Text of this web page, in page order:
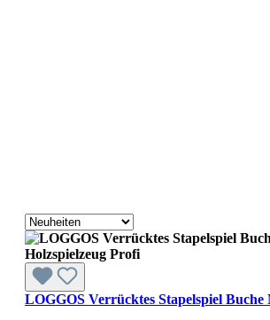
LOGGOS Verrücktes Stapelspiel Buche